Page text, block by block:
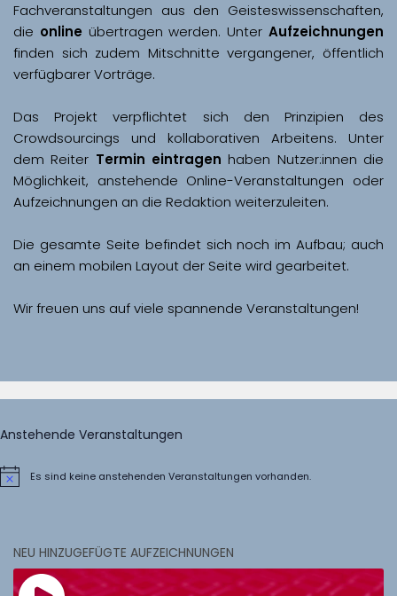
Fachveranstaltungen aus den Geisteswissenschaften,
die online übertragen werden. Unter Aufzeichnungen
finden sich zudem Mitschnitte vergangener, öffentlich
Das Projekt verpflichtet sich den Prinzipien des
Crowdsourcings und kollaborativen Arbeitens. Unter
dem Reiter Termin eintragen haben Nutzer:innen die
Möglichkeit, anstehende Online-Veranstaltungen oder
Aufzeichnungen an die Redaktion weiterzuleiten.
Die gesamte Seite befindet sich noch im Aufbau; auch
Wir freuen uns auf viele spannende Veranstaltungen!
Anstehende Veranstaltungen
HinweisEs sind keine anstehenden Veranstaltungen vorhanden.
NEU HINZUGEFÜGTE AUFZEICHNUNGEN